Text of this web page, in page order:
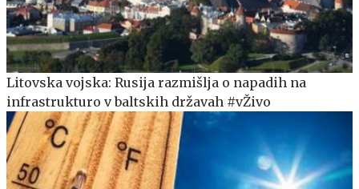
Litovska vojska: Rusija razmišlja o napadih na
infrastrukturo v baltskih državah #vŽivo